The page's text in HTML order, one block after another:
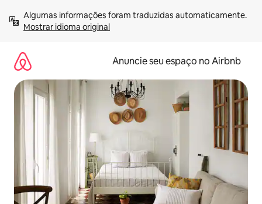
para
Mostrar idioma original
Anuncie seu espaço no Airbnb